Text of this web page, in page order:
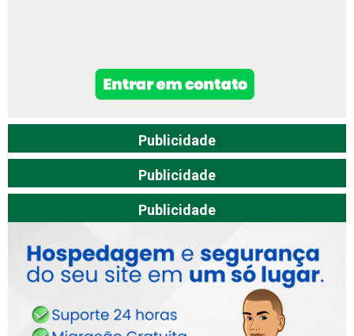
Publicidade
Publicidade
Publicidade